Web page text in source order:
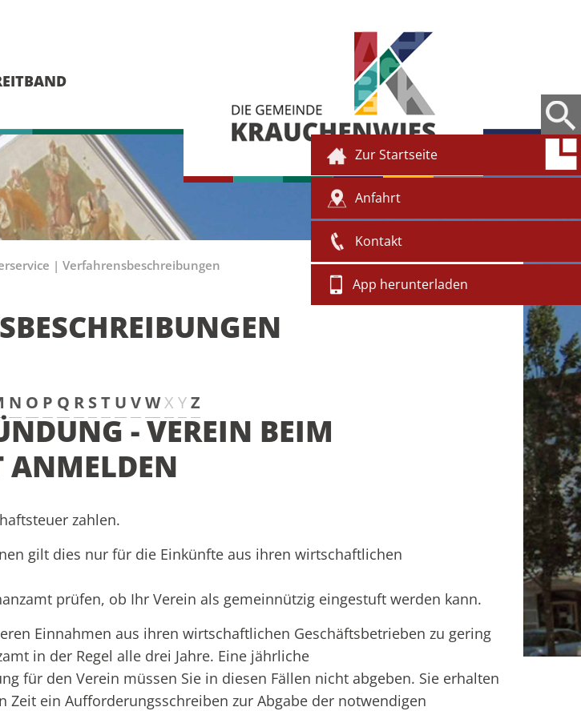
Zur Startseite
Anfahrt
Kontakt
App herunterladen
| Verfahrensbeschreibungen
N O P Q R ST U VWX YZ
- VEREIN BEIM
zahlen.
gilt dies nur für die Einkünfte aus ihren wirtschaftlichen
prüfen, ob Ihr Verein als gemeinnützig eingestuft werden kann.
Einnahmen aus ihren wirtschaftlichen Geschäftsbetrieben zu gering
in der Regel alle drei Jahre. Eine jährliche
für den Verein müssen Sie in diesen Fällen nicht abgeben. Sie erhalten
Zeit ein Aufforderungsschreiben zur Abgabe der notwendigen